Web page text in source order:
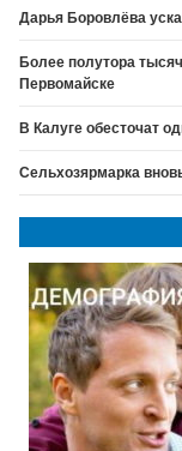
Дарья Боровлёва
Более полутора
Первомайске
В Калуге обесточат
Сельхозярмарка